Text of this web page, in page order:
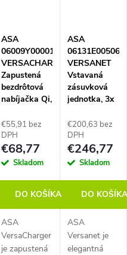
s
integrovaným
GST...
priamy
prístup k
napájacím...
ASA
06009Y00001
VERSACHARGER
Zapustená
bezdrôtová
nabíjačka Qi,
kábel 2 m
vrát.
napájacieho
adaptéra,
€55,91 bez
DPH
€68,77
Skladom
DO KOŠÍKA
ASA
VersaCharger
je zapustená
ASA
06131E00506
VERSANET
Vstavaná
zásuvková
jednotka, 3x
nabíjačka
USB A+C, 1x
voľná
pozícia,
konektorom
GST, dĺžka
331 mm,
čierna
€200,63 bez
DPH
€246,77
Skladom
DO
ASA
Versanet je
elegantná